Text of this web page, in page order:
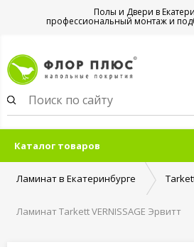
Полы и Двери в
профессиональный монтаж и
Каталог товаров
Ламинат в Екатеринбурге
Ламинат Tarkett VERNISSAGE Эрвитт